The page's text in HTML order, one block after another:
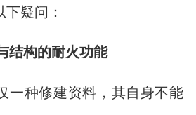
疑问：
结构的耐火功能
一种修建资料，其自身不能